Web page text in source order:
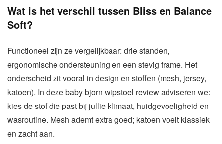
Wat is het verschil tussen Bliss en Balance
Soft?
Functioneel zijn ze vergelijkbaar: drie standen,
ergonomische ondersteuning en een stevig frame. Het
onderscheid zit vooral in design en stoffen (mesh, jersey,
katoen). In deze baby bjorn wipstoel review adviseren we:
kies de stof die past bij jullie klimaat, huidgevoeligheid en
wasroutine. Mesh ademt extra goed; katoen voelt klassiek
en zacht aan.